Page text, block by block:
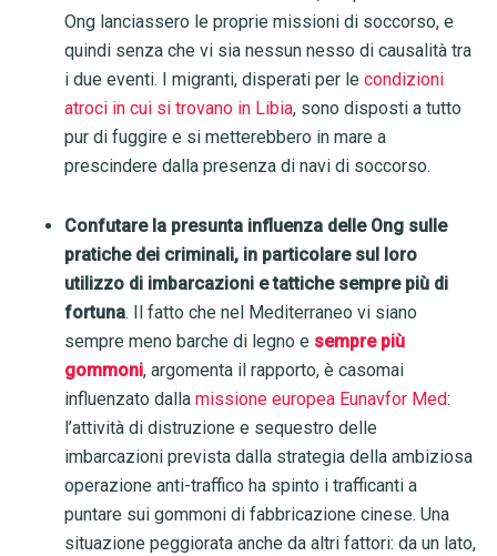
Ong lanciassero le proprie missioni di soccorso, e
quindi senza che vi sia nessun nesso di causalità tra
i due eventi. I migranti, disperati per le condizioni
atroci in cui si trovano in Libia, sono disposti a tutto
pur di fuggire e si metterebbero in mare a
prescindere dalla presenza di navi di soccorso.
Confutare la presunta influenza delle Ong sulle
pratiche dei criminali, in particolare sul loro
utilizzo di imbarcazioni e tattiche sempre più di
fortuna. Il fatto che nel Mediterraneo vi siano
sempre meno barche di legno e sempre più
gommoni, argomenta il rapporto, è casomai
influenzato dalla missione europea Eunavfor Med:
l’attività di distruzione e sequestro delle
imbarcazioni prevista dalla strategia della ambiziosa
operazione anti-traffico ha spinto i trafficanti a
puntare sui gommoni di fabbricazione cinese. Una
situazione peggiorata anche da altri fattori: da un lato,